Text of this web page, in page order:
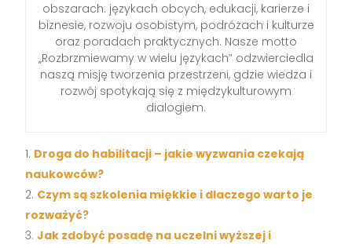
obszarach: językach obcych, edukacji, karierze i
biznesie, rozwoju osobistym, podróżach i kulturze
oraz poradach praktycznych. Nasze motto
„Rozbrzmiewamy w wielu językach” odzwierciedla
naszą misję tworzenia przestrzeni, gdzie wiedza i
rozwój spotykają się z międzykulturowym
dialogiem.
Droga do habilitacji – jakie wyzwania czekają
naukowców?
Czym są szkolenia miękkie i dlaczego warto je
rozważyć?
Jak zdobyć posadę na uczelni wyższej i